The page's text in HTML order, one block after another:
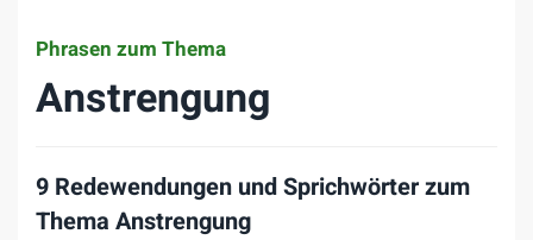
Phrasen zum Thema
Anstrengung
9 Redewendungen und Sprichwörter zum
Thema Anstrengung